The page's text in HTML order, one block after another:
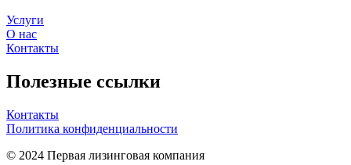
Услуги
О нас
Контакты
Полезные ссылки
Контакты
Политика конфиденциальности
© 2024 Первая лизинговая компания